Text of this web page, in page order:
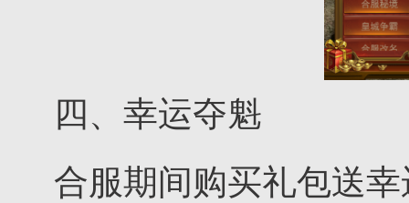
四、幸运夺魁
合服期间购买礼包送